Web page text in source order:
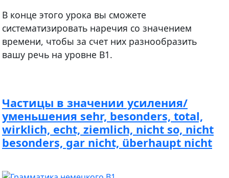
В конце этого урока вы сможете
систематизировать наречия со значением
времени, чтобы за счет них разнообразить
вашу речь на уровне B1.
Частицы в значении усиления/
уменьшения sehr, besonders, total,
wirklich, echt, ziemlich, nicht so, nicht
besonders, gar nicht, überhaupt nicht